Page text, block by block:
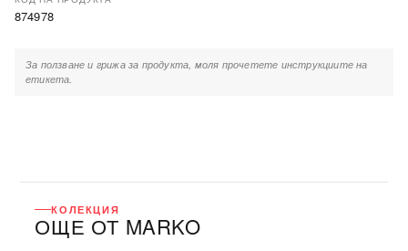
874978
За ползване и грижа за продукта, моля прочетете инструкциите на
етикета.
КОЛЕКЦИЯ
ОЩЕ ОТ MARKO